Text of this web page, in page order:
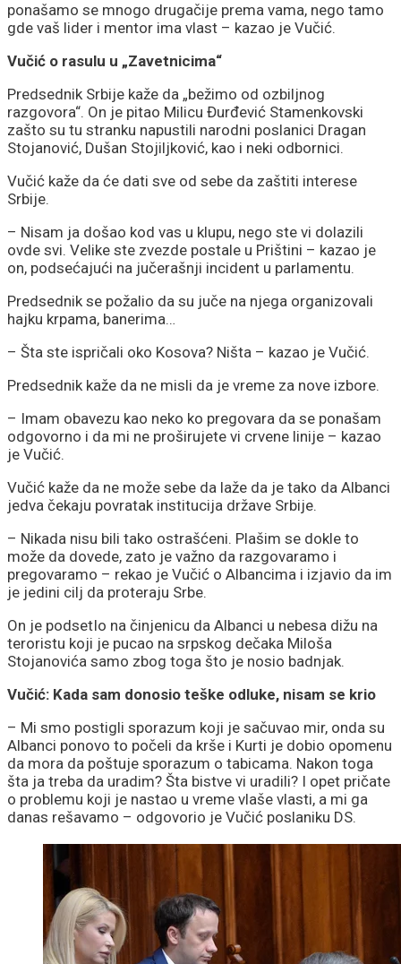
ponašamo se mnogo drugačije prema vama, nego tamo
gde vaš lider i mentor ima vlast – kazao je Vučić.
Vučić o rasulu u „Zavetnicima“
Predsednik Srbije kaže da „bežimo od ozbiljnog
razgovora“. On je pitao Milicu Đurđević Stamenkovski
zašto su tu stranku napustili narodni poslanici Dragan
Stojanović, Dušan Stojiljković, kao i neki odbornici.
Vučić kaže da će dati sve od sebe da zaštiti interese
Srbije.
– Nisam ja došao kod vas u klupu, nego ste vi dolazili
ovde svi. Velike ste zvezde postale u Prištini – kazao je
on, podsećajući na jučerašnji incident u parlamentu.
Predsednik se požalio da su juče na njega organizovali
hajku krpama, banerima…
– Šta ste ispričali oko Kosova? Ništa – kazao je Vučić.
Predsednik kaže da ne misli da je vreme za nove izbore.
– Imam obavezu kao neko ko pregovara da se ponašam
odgovorno i da mi ne proširujete vi crvene linije – kazao
je Vučić.
Vučić kaže da ne može sebe da laže da je tako da Albanci
jedva čekaju povratak institucija države Srbije.
– Nikada nisu bili tako ostrašćeni. Plašim se dokle to
može da dovede, zato je važno da razgovaramo i
pregovaramo – rekao je Vučić o Albancima i izjavio da im
je jedini cilj da proteraju Srbe.
On je podsetIo na činjenicu da Albanci u nebesa dižu na
teroristu koji je pucao na srpskog dečaka Miloša
Stojanovića samo zbog toga što je nosio badnjak.
Vučić: Kada sam donosio teške odluke, nisam se krio
– Mi smo postigli sporazum koji je sačuvao mir, onda su
Albanci ponovo to počeli da krše i Kurti je dobio opomenu
da mora da poštuje sporazum o tabicama. Nakon toga
šta ja treba da uradim? Šta bistve vi uradili? I opet pričate
o problemu koji je nastao u vreme vlaše vlasti, a mi ga
danas rešavamo – odgovorio je Vučić poslaniku DS.